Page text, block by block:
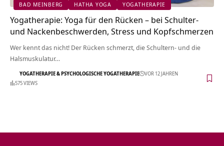
BAD MEINBERG HATHA YOGA YOGATHERAPIE
Yogatherapie: Yoga für den Rücken – bei Schulter-
und Nackenbeschwerden, Stress und Kopfschmerzen
Wer kennt das nicht! Der Rücken schmerzt, die Schultern- und die
Halsmuskulatur…
YOGATHERAPIE & PSYCHOLOGISCHE YOGATHERAPIE
VOR 12 JAHREN
575 VIEWS